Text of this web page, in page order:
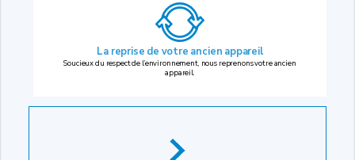
La reprise de votre ancien appareil
Soucieux du respect de l’environnement, nous reprenons votre ancien
appareil.